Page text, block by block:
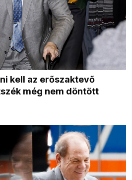
kell az erőszaktevő
még nem döntött